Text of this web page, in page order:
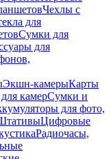
Чехлы с
для
Сумки для
для
Экшн-камерыКарты
камерСумки и
для фото,
Цифровые
Радиочасы,